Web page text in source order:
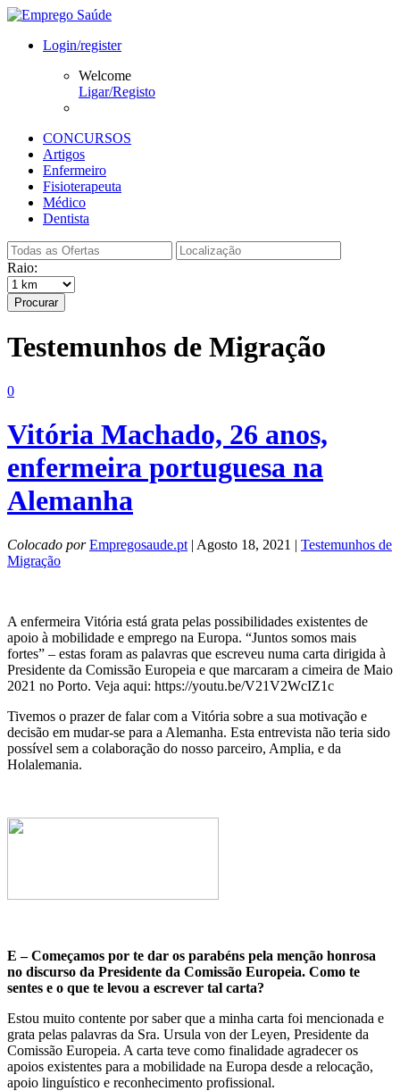
Login/register
Welcome
Ligar/Registo
CONCURSOS
Artigos
Enfermeiro
Fisioterapeuta
Médico
Dentista
Raio:
Procurar
Testemunhos de Migração
0
Vitória Machado, 26 anos,
enfermeira portuguesa na
Alemanha
Colocado por Empregosaude.pt | Agosto 18, 2021 | Testemunhos de
Migração
A enfermeira Vitória está grata pelas possibilidades existentes de
apoio à mobilidade e emprego na Europa. “Juntos somos mais
fortes” – estas foram as palavras que escreveu numa carta dirigida à
Presidente da Comissão Europeia e que marcaram a cimeira de Maio
2021 no Porto. Veja aqui: https://youtu.be/V21V2WcIZ1c
Tivemos o prazer de falar com a Vitória sobre a sua motivação e
decisão em mudar-se para a Alemanha. Esta entrevista não teria sido
possível sem a colaboração do nosso parceiro, Amplia, e da
Holalemania.
E – Começamos por te dar os parabéns pela menção honrosa
no discurso da Presidente da Comissão Europeia. Como te
sentes e o que te levou a escrever tal carta?
Estou muito contente por saber que a minha carta foi mencionada e
grata pelas palavras da Sra. Ursula von der Leyen, Presidente da
Comissão Europeia. A carta teve como finalidade agradecer os
apoios existentes para a mobilidade na Europa desde a relocação,
apoio linguístico e reconhecimento profissional.